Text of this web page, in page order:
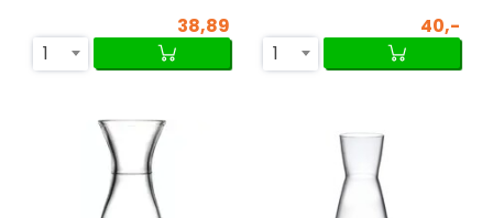
38,89
1
40,-
1